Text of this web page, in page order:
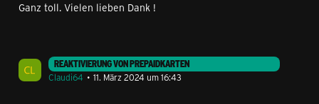
Ganz toll. Vielen lieben Dank !
REAKTIVIERUNG VON PREPAIDKARTEN
Claudi64
11. März 2024 um 16:43